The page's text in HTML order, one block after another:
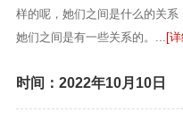
样的呢，她们之间是什么的关
她们之间是有一些关系的。... [
时间：2022年10月10日